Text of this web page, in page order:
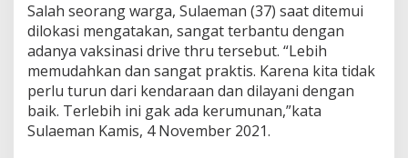
Salah seorang warga, Sulaeman (37) saat ditemui
dilokasi mengatakan, sangat terbantu dengan
adanya vaksinasi drive thru tersebut. “Lebih
memudahkan dan sangat praktis. Karena kita tidak
perlu turun dari kendaraan dan dilayani dengan
baik. Terlebih ini gak ada kerumunan,”kata
Sulaeman Kamis, 4 November 2021.